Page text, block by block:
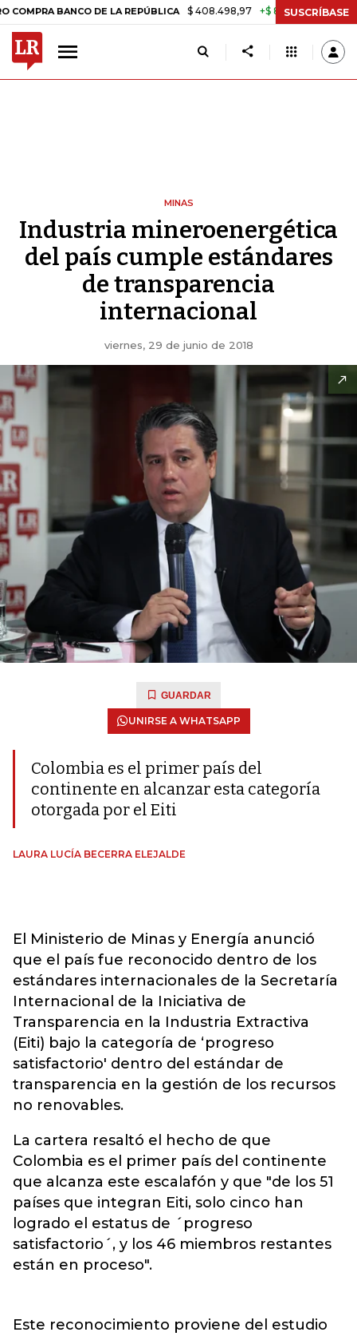
BANCO DE LA REPÚBLICA $ 408.498,97 +$ 8.753,81 +2,19%
SUSCRÍBASE
MINAS
Industria mineroenergética
del país cumple estándares
de transparencia
internacional
viernes, 29 de junio de 2018
GUARDAR
UNIRSE A WHATSAPP
Colombia es el primer país del
continente en alcanzar esta categoría
otorgada por el Eiti
LAURA LUCÍA BECERRA ELEJALDE
El Ministerio de Minas y Energía anunció
que el país fue reconocido dentro de los
estándares internacionales de la Secretaría
Internacional de la Iniciativa de
Transparencia en la Industria Extractiva
(Eiti) bajo la categoría de ‘progreso
satisfactorio' dentro del estándar de
transparencia en la gestión de los recursos
no renovables.
La cartera resaltó el hecho de que
Colombia es el primer país del continente
que alcanza este escalafón y que "de los 51
países que integran Eiti, solo cinco han
logrado el estatus de ´progreso
satisfactorio´, y los 46 miembros restantes
están en proceso".
Este reconocimiento proviene del estudio